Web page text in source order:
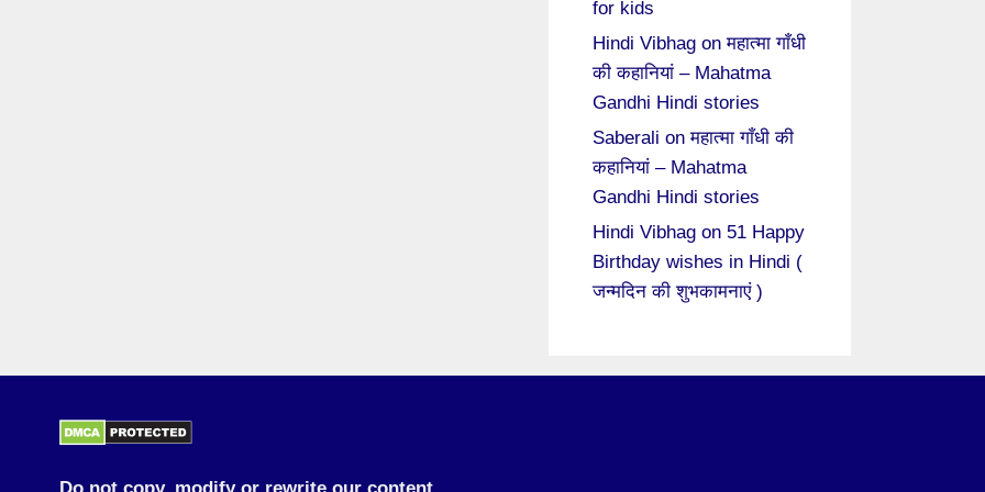
for kids
Hindi Vibhag onमहात्मा गाँधी
की कहानियां – Mahatma
Gandhi Hindi stories
Saberali onमहात्मा गाँधी की
कहानियां – Mahatma
Gandhi Hindi stories
Hindi Vibhag on 51 Happy
Birthday wishes in Hindi (
जन्मदिन की शुभकामनाएं )